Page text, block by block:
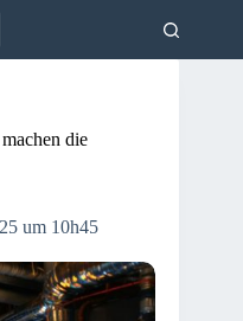
die
um 10h45